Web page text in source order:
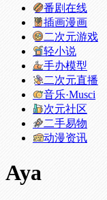
番剧在线
插画漫画
二次元游戏
轻小说
手办模型
二次元直播
音乐·Musci
次元社区
二手易物
动漫资讯
Aya